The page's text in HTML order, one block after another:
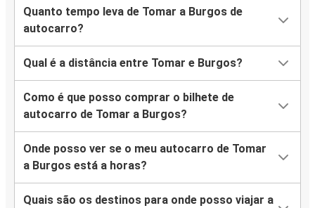
Quanto tempo leva de Tomar a Burgos de
autocarro?
Qual é a distância entre Tomar e Burgos?
Como é que posso comprar o bilhete de
autocarro de Tomar a Burgos?
Onde posso ver se o meu autocarro de Tomar
a Burgos está a horas?
Quais são os destinos para onde posso viajar a